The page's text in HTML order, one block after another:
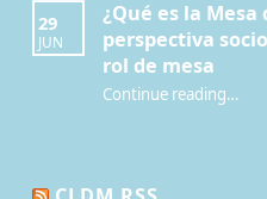
29
JUN
¿Qué es la Mesa
perspectiva
rol de mesa
Continue reading“¿Qué es la Mesa de juego? Una perspectiva sociológica de los juegos de rol de mesa”
…